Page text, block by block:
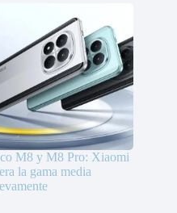
M8 y M8 Pro: Xiaomi
la gama media